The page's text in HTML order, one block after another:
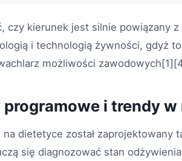
czy kierunek jest silnie powiązany
i technologią żywności, gdyż
możliwości
programowe i trendy
na dietetyce został zaprojektowany
się diagnozować stan